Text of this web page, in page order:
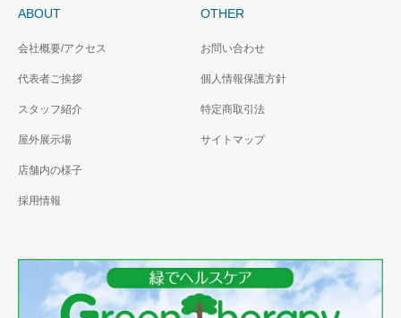
ABOUT
会社概要/アクセス
代表者ご挨拶
スタッフ紹介
屋外展示場
店舗内の様子
採用情報
OTHER
お問い合わせ
個人情報保護方針
特定商取引法
サイトマップ